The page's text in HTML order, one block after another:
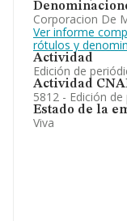
Corporacion De
Ver informe
rótulos y
Actividad
Edición de
Actividad
5812 - Edición
Estado de la
Viva